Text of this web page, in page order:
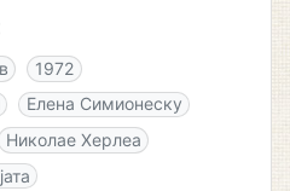
1972
Елена Симионеску
Николае Херлеа